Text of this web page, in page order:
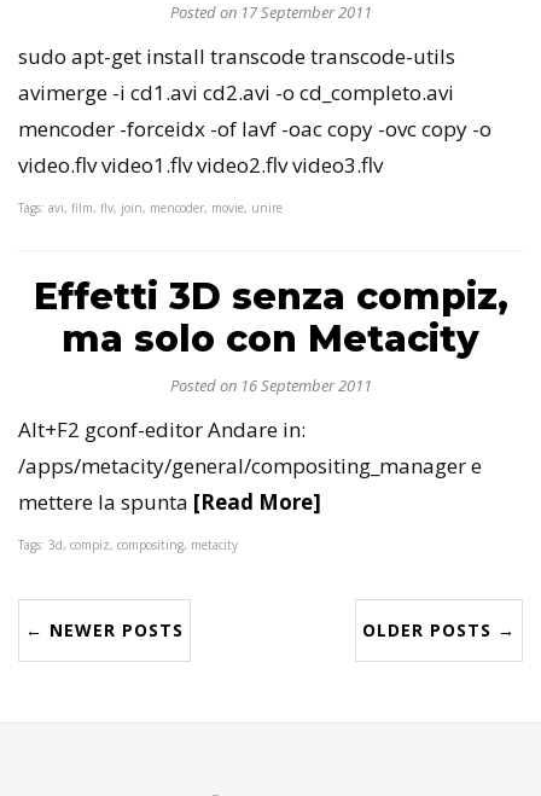
Posted on 17 September 2011
sudo apt-get install transcode transcode-utils
avimerge -i cd1.avi cd2.avi -o cd_completo.avi
mencoder -forceidx -of lavf -oac copy -ovc copy -o
video.flv video1.flv video2.flv video3.flv
Tags: avi, film, flv, join, mencoder, movie, unire
Effetti 3D senza compiz,
ma solo con Metacity
Posted on 16 September 2011
Alt+F2 gconf-editor Andare in:
/apps/metacity/general/compositing_manager e
mettere la spunta [Read More]
Tags: 3d, compiz, compositing, metacity
← NEWER POSTS OLDER POSTS →